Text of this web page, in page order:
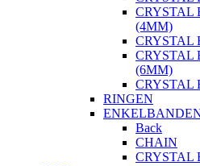
CRYSTAL
(4MM)
CRYSTAL
CRYSTAL
(6MM)
CRYSTAL
RINGEN
Back
CHAIN
CRYSTAL